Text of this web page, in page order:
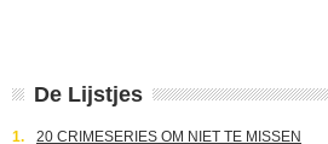
De Lijstjes
1. 20 CRIMESERIES OM NIET TE MISSEN